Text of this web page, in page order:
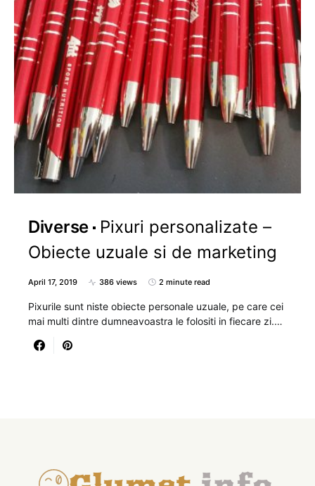
Diverse
Pixuri personalizate –
Obiecte uzuale si de marketing
April 17, 2019 386 views 2 minute read
Pixurile sunt niste obiecte personale uzuale, pe care cei
mai multi dintre dumneavoastra le folositi in fiecare zi.…